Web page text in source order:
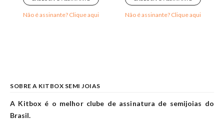
Não é assinante? Clique aqui Não é assinante? Clique aqui
SOBRE A KITBOX SEMI JOIAS
A Kitbox é o melhor clube de assinatura de semijoias do
Brasil.